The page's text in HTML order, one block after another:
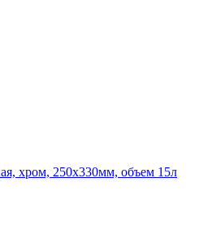
хром, 250х330мм, объем 15л